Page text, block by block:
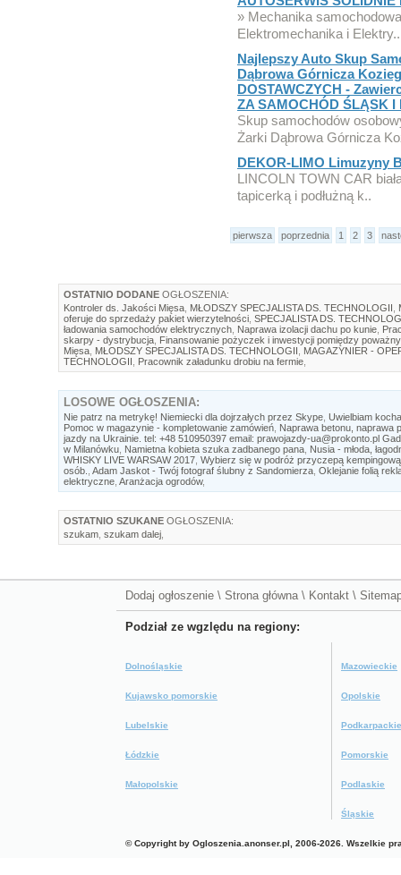
» Mechanika
Elektromechanika i Elektry..
Najlepszy Auto Skup
Dąbrowa Górnicza
DOSTAWCZYCH -
ZA SAMOCHÓD ŚLĄSK
Skup samochodów
Żarki Dąbrowa Górnicza
DEKOR-LIMO Limuzyny
LINCOLN TOWN CAR
tapicerką i podłużną k..
pierwsza poprzednia 1 2 3
OSTATNIO DODANE OGŁOSZENIA:
Kontroler ds. Jakości Mięsa MŁODSZY SPECJALISTA DS. TECHNOLOGII
oferuje do sprzedaży pakiet wierzytelności SPECJALISTA DS.
ładowania samochodów elektrycznych Naprawa izolacji dachu po kunie
skarpy - dystrybucja
Finansowanie pożyczek i inwestycji pomiędzy
Mięsa MŁODSZY SPECJALISTA DS. TECHNOLOGII
MAGAZYNIER -
TECHNOLOGII
Pracownik załadunku drobiu na fermie
LOSOWE OGŁOSZENIA:
Nie patrz na metrykę! Niemiecki dla dojrzałych przez Skype Uwielbiam
Pomoc w magazynie - kompletowanie zamówień Naprawa betonu, naprawa
jazdy na Ukrainie. tel: +48 510950397 email: prawojazdy-ua@prokonto.pl
w Milanówku Namietna kobieta szuka zadbanego pana Nusia - młoda,
WHISKY LIVE WARSAW 2017 Wybierz się w podróż przyczepą
osób.
Adam Jaskot - Twój fotograf ślubny z Sandomierza Oklejanie folią
elektryczne Aranżacja ogrodów,
OSTATNIO SZUKANE OGŁOSZENIA:
szukam szukam dalej
Dodaj ogłoszenie \ Strona główna\ Kontakt \
Podział ze wgzlędu na regiony:
Dolnośląskie
Kujawsko pomorskie
Lubelskie
Łódzkie
Małopolskie
Mazowieckie
Opolskie
Podkarpackie
Pomorskie
Podlaskie
Śląskie
© Copyright by Ogloszenia.anonser.pl, 2006-2026. Wszelkie